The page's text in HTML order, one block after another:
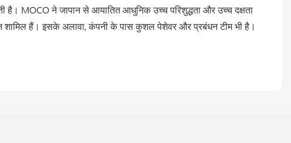
है। MOCO ने जापान से आयातित आधुनिक उच्च परिशुद्धता और उच्च दक्षता
शामिल हैं। इसके अलावा, कंपनी के पास कुशल पेशेवर और प्रबंधन टीम भी है।